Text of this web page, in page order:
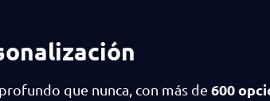
que nunca, con más de 600